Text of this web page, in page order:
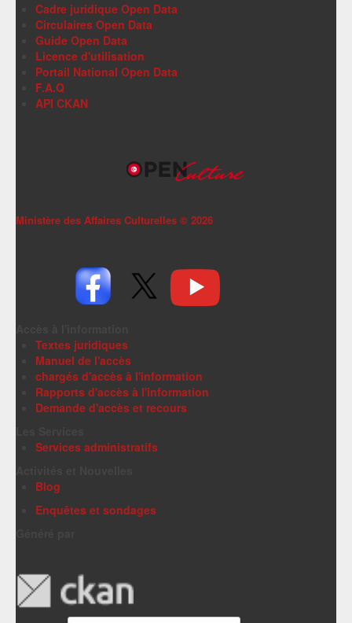
Cadre juridique Open Data
Circulaires Open Data
Guide Open Data
Licence d'utilisation
Portail National Open Data
F.A.Q
API CKAN
Ministère des Affaires Culturelles © 2026
Textes juridiques
Manuel de l'accès
chargés d'accès à l'information
Rapports d'accès à l'information
Demande d'accès et recours
Services administratifs
Blog
Enquêtes et sondages